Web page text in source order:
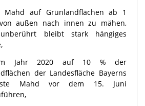
auf Grünlandflächen ab 1
außen nach innen zu mähen,
bleibt stark hängiges
Jahr 2020 auf 10 % der
der Landesfläche Bayerns
Mahd vor dem 15. Juni